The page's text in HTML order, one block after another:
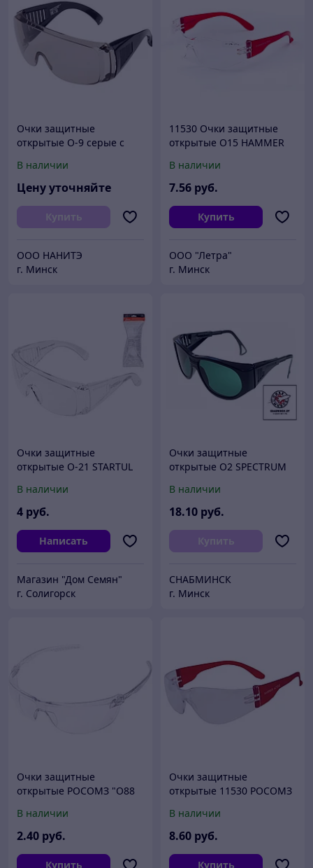
Очки защитные
открытые О-9 серые с
В наличии
Цену уточняйте
Купить
ООО НАНИТЭ
г. Минск
11530 Очки защитные
открытые О15 HAMMER
В наличии
7.56 руб.
Купить
ООО "Летра"
г. Минск
Очки защитные
открытые О-21 STARTUL
В наличии
4 руб.
Написать
Магазин "Дом Семян"
г. Солигорск
Очки защитные
открытые О2 SPECTRUM
В наличии
18.10 руб.
Купить
СНАБМИНСК
г. Минск
Очки защитные
открытые РОСОМЗ "О88
В наличии
2.40 руб.
Купить
Очки защитные
открытые 11530 РОСОМЗ
PC)
В наличии
8.60 руб.
Купить